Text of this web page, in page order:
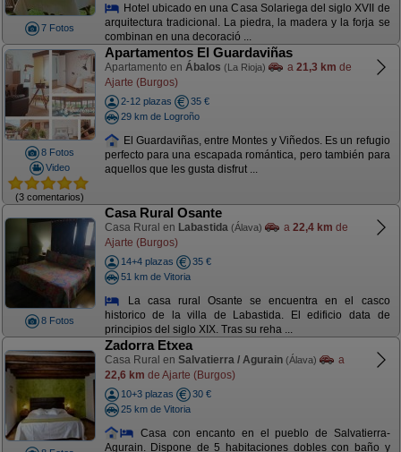
7 Fotos
Hotel ubicado en una Casa Solariega del siglo XVII de
arquitectura tradicional. La piedra, la madera y la forja se
combinan en una decoració ...
8 Fotos
Video
(3 comentarios)
Apartamentos El Guardaviñas
Apartamento en Ábalos (La Rioja) a 21,3 km de
Ajarte (Burgos)
2-12 plazas
35 €
29 km de Logroño
El Guardaviñas, entre Montes y Viñedos. Es un refugio
perfecto para una escapada romántica, pero también para
aquellos que les gusta disfrut ...
8 Fotos
Casa Rural Osante
Casa Rural en Labastida (Álava) a 22,4 km de
Ajarte (Burgos)
14+4 plazas
35 €
51 km de Vitoria
La casa rural Osante se encuentra en el casco
historico de la villa de Labastida. El edificio data de
principios del siglo XIX. Tras su reha ...
Zadorra Etxea
Casa Rural en Salvatierra / Agurain (Álava)
a
22,6 km de Ajarte (Burgos)
10+3 plazas
30 €
25 km de Vitoria
Casa con encanto en el pueblo de Salvatierra-
Agurain. Dispone de 5 habitaciones dobles con baño y